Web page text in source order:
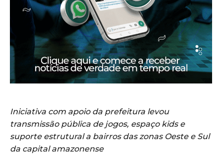
Iniciativa com apoio da prefeitura levou
transmissão pública de jogos, espaço kids e
suporte estrutural a bairros das zonas Oeste e Sul
da capital amazonense